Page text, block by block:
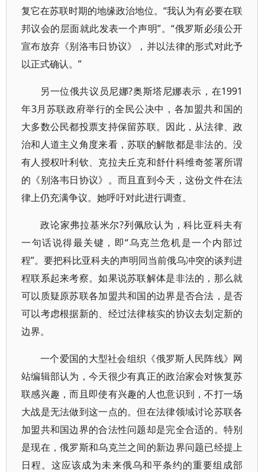
复它在苏联时期的地缘政治地位。“我认为有必要在联
邦议会的层面就此发表一个声明”。“俄罗斯必须公开
宣布放弃《别洛韦日协议》，并以法律的形式对此予
以正式确认。”
另一位俄共议员尼娜?奥斯塔尼娜表示，在1991
年3月苏联政府举行的全民公决中，各加盟共和国的
大多数公民都投票支持保留苏联。因此，从法律、政
治和人道主义角度来看，苏联的解散都是非法的。没
有人授权叶利钦、克拉夫丘克和舒什科维奇签署所谓
的《别洛韦日协议》。而且直到今天，这份文件在法
律上仍充满争议。她呼吁对此进行调查。
政论家弗拉基米尔?列佩欣认为，科比亚科夫有
一句话说得最关键，即“乌克兰危机是一个内部过
程”。要把科比亚科夫的声明同当前俄乌冲突的谈判进
程联系起来考察。如果说苏联解体是非法的，那么就
可以质疑原苏联各加盟共和国的边界是否合法，是否
可以考虑根据新的、经过法律核实的协议去划定新的
边界。
一个爱国的大型社会组织《俄罗斯人民阵线》网
站编辑部认为，今天很少有真正的政治家会对恢复苏
联感兴趣，而且即使有兴趣的人也意识到，不打一场
大战是无法做到这一点的。但在法律领域讨论苏联各
加盟共和国边界的合法性问题却是完全合适的。特别
是现在，俄罗斯和乌克兰之间的新边界问题已经提上
日程。这应该成为未来俄乌和平条约的重要组成部